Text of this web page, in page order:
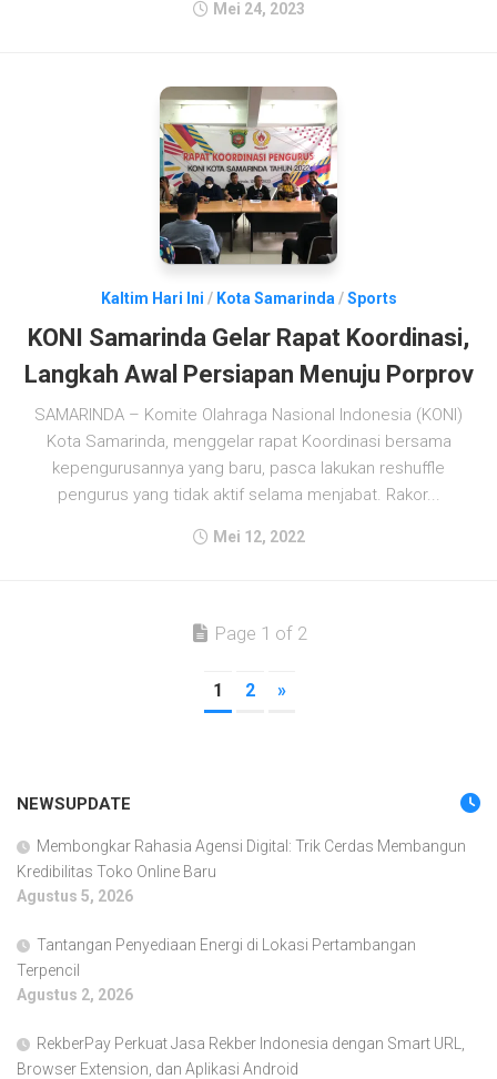
Mei 24, 2023
Kaltim Hari Ini / Kota Samarinda /Sports
KONI Samarinda Gelar Rapat Koordinasi,
Langkah Awal Persiapan Menuju Porprov
SAMARINDA – Komite Olahraga Nasional Indonesia (KONI)
Kota Samarinda, menggelar rapat Koordinasi bersama
kepengurusannya yang baru, pasca lakukan reshuffle
pengurus yang tidak aktif selama menjabat. Rakor...
Mei 12, 2022
Page 1 of 2
1 2 »
NEWSUPDATE
Membongkar Rahasia Agensi Digital: Trik Cerdas Membangun
Kredibilitas Toko Online Baru
Agustus 5, 2026
Tantangan Penyediaan Energi di Lokasi Pertambangan
Terpencil
Agustus 2, 2026
RekberPay Perkuat Jasa Rekber Indonesia dengan Smart URL,
Browser Extension, dan Aplikasi Android